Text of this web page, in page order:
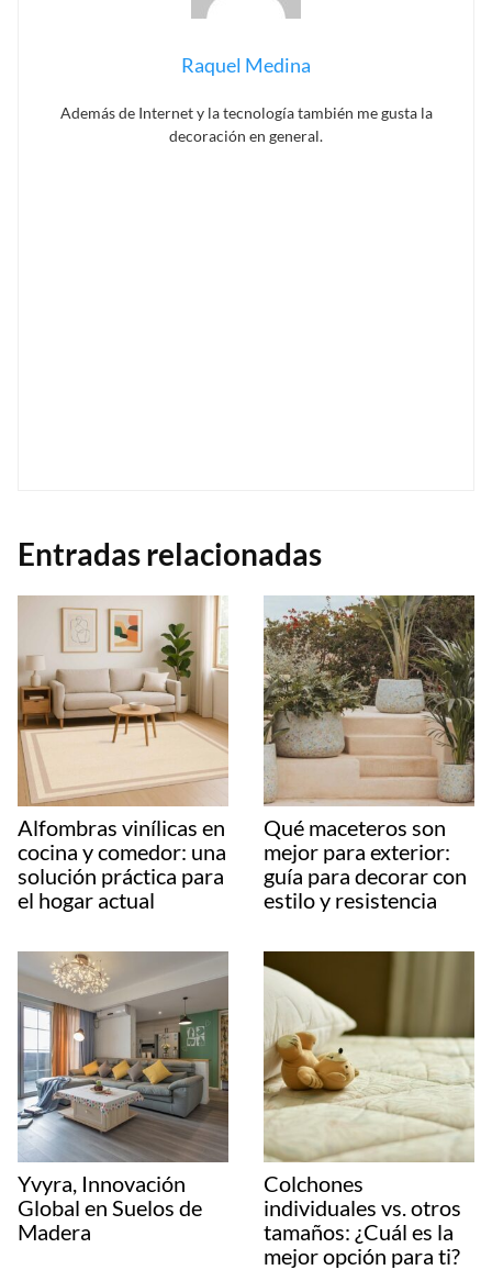
Raquel Medina
Además de Internet y la tecnología también me gusta la
decoración en general.
Entradas relacionadas
Alfombras vinílicas en
cocina y comedor: una
solución práctica para
el hogar actual
Qué maceteros son
mejor para exterior:
guía para decorar con
estilo y resistencia
Yvyra, Innovación
Global en Suelos de
Madera
Colchones
individuales vs. otros
tamaños: ¿Cuál es la
mejor opción para ti?